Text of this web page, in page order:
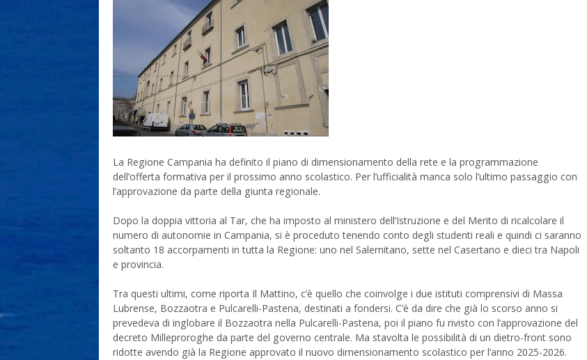
La Regione Campania ha definito il piano di dimensionamento della rete e la programmazione
dell’offerta formativa per il prossimo anno scolastico. Per l’ufficialità manca solo l’ultimo passaggio con
l’approvazione da parte della giunta regionale.
Dopo la doppia vittoria al Tar, che ha imposto al ministero dell’Istruzione e del Merito di ricalcolare il
numero di autonomie in Campania, si è proceduto tenendo conto degli studenti reali e quindi ci saranno
soltanto 18 accorpamenti in tutta la Regione: uno nel Salernitano, sette nel Casertano e dieci tra Napoli
e provincia.
Tra questi ultimi, come riporta Il Mattino, c’è quello che coinvolge i due istituti comprensivi di Massa
Lubrense, Bozzaotra e Pulcarelli-Pastena, destinati a fondersi. C’è da dire che già lo scorso anno si
prevedeva di inglobare il Bozzaotra nella Pulcarelli-Pastena, poi il piano fu rivisto con l’approvazione del
decreto Milleproroghe da parte del governo centrale. Ma stavolta le possibilità di un dietro-front sono
ridotte avendo già la Regione approvato il nuovo dimensionamento scolastico per l’anno 2025-2026.